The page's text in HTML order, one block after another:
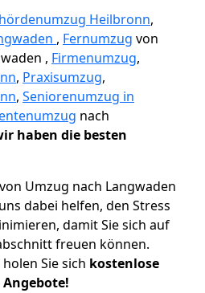
Heilbronn,
, Fernumzug von
, Firmenumzug,
, Praxisumzug,
, Seniorenumzug in
nach
haben die besten
Umzug nach Langwaden
dabei helfen, den Stress
damit Sie sich auf
freuen können.
Sie sich kostenlose